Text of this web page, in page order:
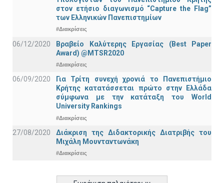
στον ετήσιο διαγωνισμό “Capture the Flag”
των Ελληνικών Πανεπιστημίων
#Διακρίσεις
06/12/2020
Βραβείο Καλύτερης Εργασίας (Best Paper
Award) @MTSR2020
#Διακρίσεις
06/09/2020
Για Τρίτη συνεχή χρονιά το Πανεπιστήμιο
Κρήτης κατατάσσεται πρώτο στην Ελλάδα
σύμφωνα με την κατάταξη του World
University Rankings
#Διακρίσεις
27/08/2020
Διάκριση της Διδακτορικής Διατριβής του
Μιχάλη Μουνταντωνάκη
#Διακρίσεις